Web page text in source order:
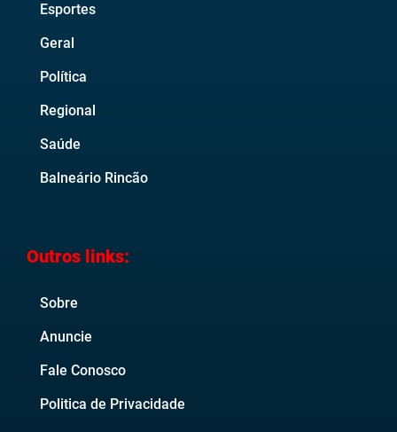
Esportes
Geral
Política
Regional
Saúde
Balneário Rincão
Outros links:
Sobre
Anuncie
Fale Conosco
Politica de Privacidade